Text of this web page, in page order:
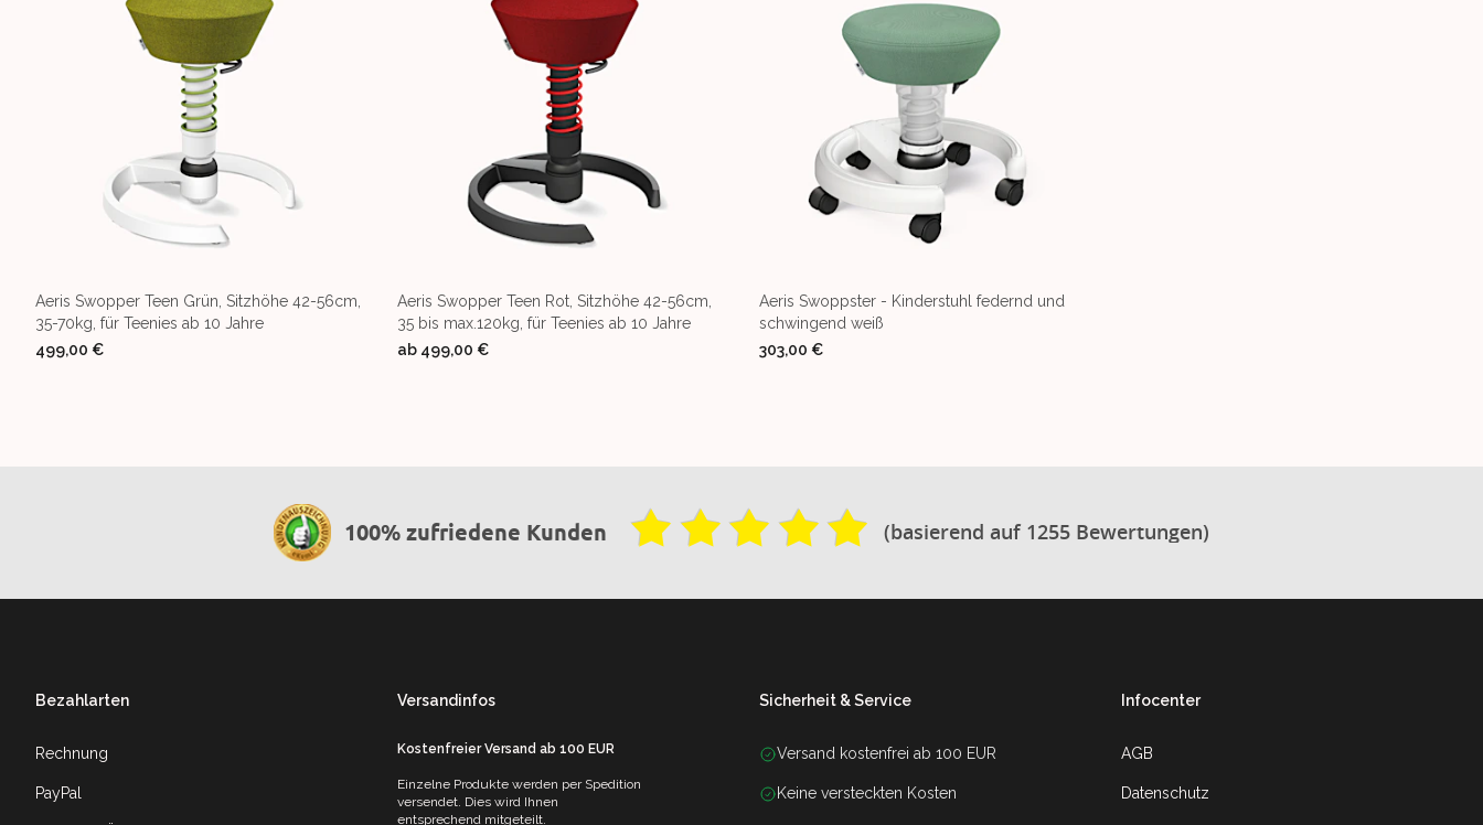
Aeris Swopper Teen Grün, Sitzhöhe 42-56cm,
35-70kg, für Teenies ab 10 Jahre
499,00 €
Aeris Swopper Teen Rot, Sitzhöhe 42-56cm,
35 bis max.120kg, für Teenies ab 10 Jahre
ab 499,00 €
Aeris Swoppster - Kinderstuhl federnd und
schwingend weiß
303,00 €
100% zufriedene Kunden (basierend auf 1255 Bewertungen)
Bezahlarten
Rechnung
PayPal
Versandinfos
Kostenfreier Versand ab 100 EUR
Einzelne Produkte werden per Spedition
versendet. Dies wird Ihnen
entsprechend mitgeteilt.
Sicherheit & Service
Versand kostenfrei ab 100 EUR
Keine versteckten Kosten
Infocenter
AGB
Datenschutz